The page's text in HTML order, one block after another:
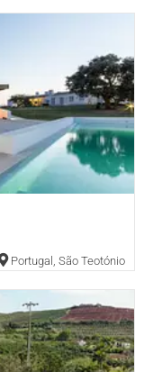
Portugal , São Teotónio